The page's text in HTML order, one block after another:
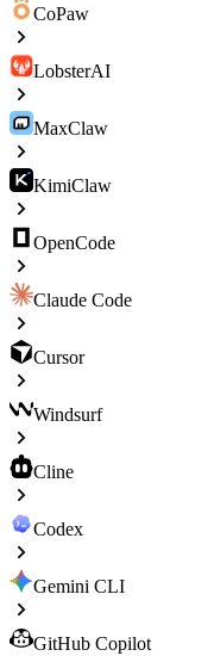
CoPaw
LobsterAI
MaxClaw
KimiClaw
OpenCode
Claude Code
Cursor
Windsurf
Cline
Codex
Gemini CLI
GitHub Copilot